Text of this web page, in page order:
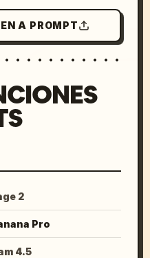
A PROMPT
2
Pro
4.5